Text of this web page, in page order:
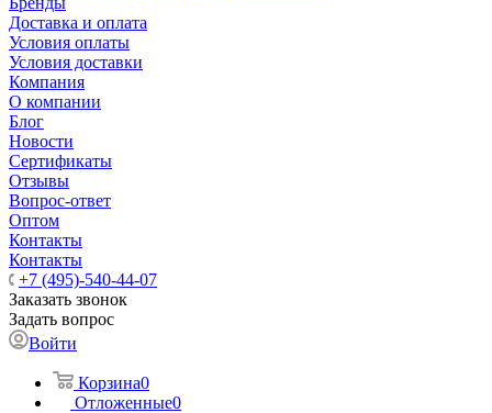
Доставка и оплата
Условия оплаты
Условия доставки
Компания
О компании
Блог
Новости
Сертификаты
Отзывы
Вопрос-ответ
Оптом
Контакты
Контакты
+7 (495)-540-44-07
Заказать звонок
Задать вопрос
Войти
Корзина0
Отложенные0